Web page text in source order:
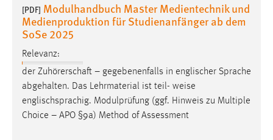
[PDF] Modulhandbuch Master Medientechnik und
Medienproduktion für Studienanfänger ab dem
SoSe 2025
Relevanz:
der Zuhörerschaft – gegebenenfalls in englischer Sprache
abgehalten. Das Lehrmaterial ist teil- weise
englischsprachig. Modulprüfung (ggf. Hinweis zu Multiple
Choice – APO §9a) Method of Assessment